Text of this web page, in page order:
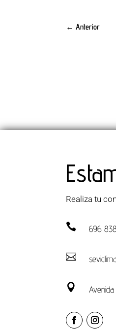
←Anterior
Realiza tu
 696

